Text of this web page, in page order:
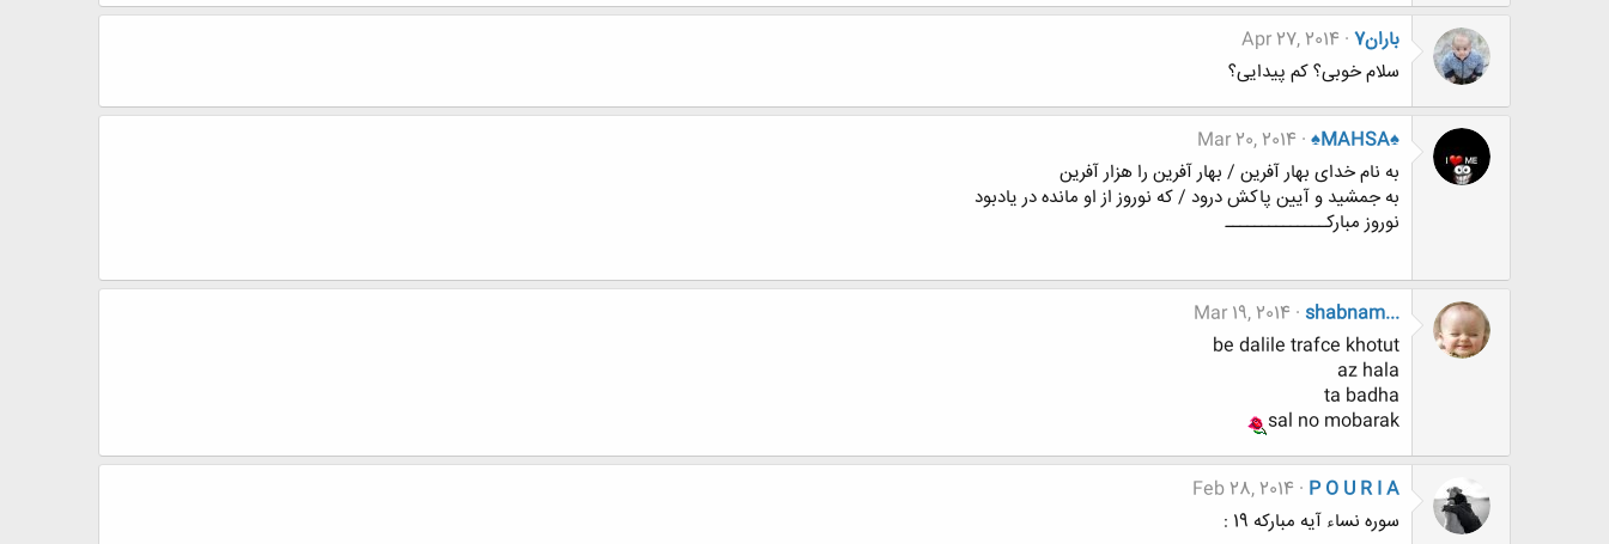
باران7
Apr 27, 2014
سلام خوبی؟ کم پیدایی؟
♠MAHSA♠
Mar 20, 2014
به نام خدای بهار آفرین / بهار آفرین را هزار آفرین
به جمشید و آیین پاکش درود / که نوروز از او مانده در یادبود
نوروز مبارکــــــــــــــ
shabnam...
Mar 19, 2014
be dalile trafce khotut
az hala
ta badha
sal no mobarak
P O U R I A
Feb 28, 2014
سوره نساء آیه مبارکه 19 :